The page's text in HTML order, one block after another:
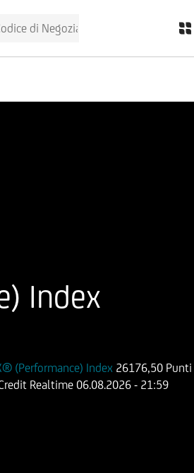
Index
(Performance) Index 26176,50 Punti
Realtime 06.08.2026 - 21:59